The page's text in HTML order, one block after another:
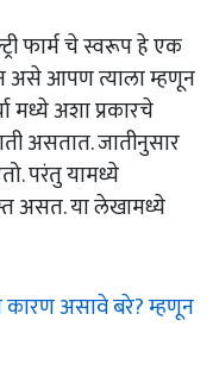
फार्म चे स्वरूप हे एक
असे आपण त्याला म्हणून
अशा प्रकारचे
असतात. जातीनुसार
परंतु यामध्ये
असत. या लेखामध्ये
कारण असावे बरे? म्हणून